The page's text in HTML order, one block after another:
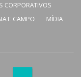
CORPORATIVOS
E CAMPO
MÍDIA